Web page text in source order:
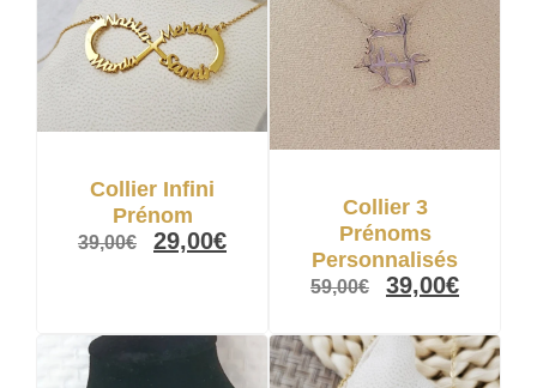
Collier Infini
Prénom
39,00€ 29,00€
Collier 3
Prénoms
Personnalisés
59,00€ 39,00€